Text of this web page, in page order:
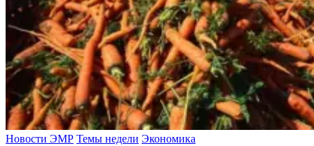
Новости ЭМР Темы недели Экономика